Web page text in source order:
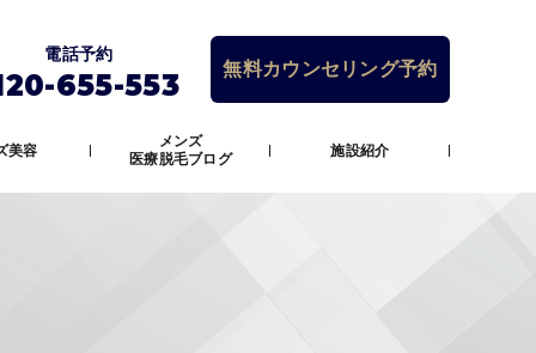
電話予約
655-553 無料カウンセリング予約
美容
メンズ
医療脱毛ブログ
施設紹介